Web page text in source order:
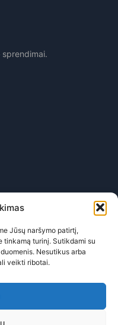
Jūsų naršymo patirtį,
tinkamą turinį. Sutikdami su
Nesutikus arba
veikti ribotai.
| Pirkimo